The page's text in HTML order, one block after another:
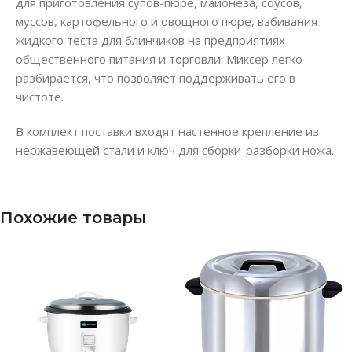
муссов, картофельного и овощного пюре, взбивания
жидкого теста для блинчиков на предприятиях
общественного питания и торговли. Миксер легко
разбирается, что позволяет поддерживать его в
чистоте.
В комплект поставки входят настенное крепление из
нержавеющей стали и ключ для сборки-разборки ножа.
Похожие товары